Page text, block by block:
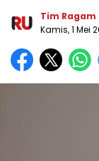
Tim Ragam
Kamis, 1 Mei